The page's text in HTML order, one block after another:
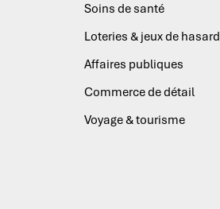
Soins de santé
Loteries & jeux de hasard
Affaires publiques
Commerce de détail
Voyage & tourisme